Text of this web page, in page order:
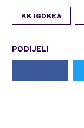
KK IGOKEA
PODIJELI